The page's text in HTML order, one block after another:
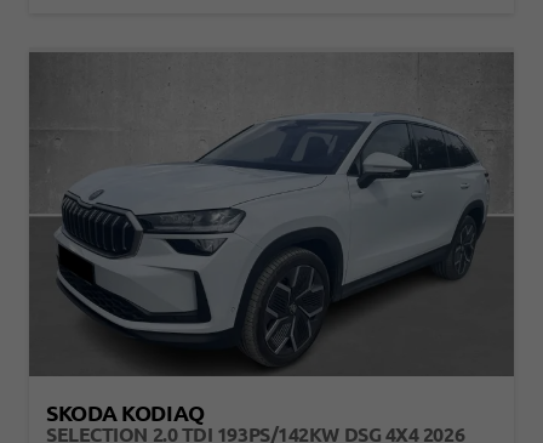
SKODA KODIAQ
SELECTION 2.0 TDI 193PS/142KW DSG 4X4 2026